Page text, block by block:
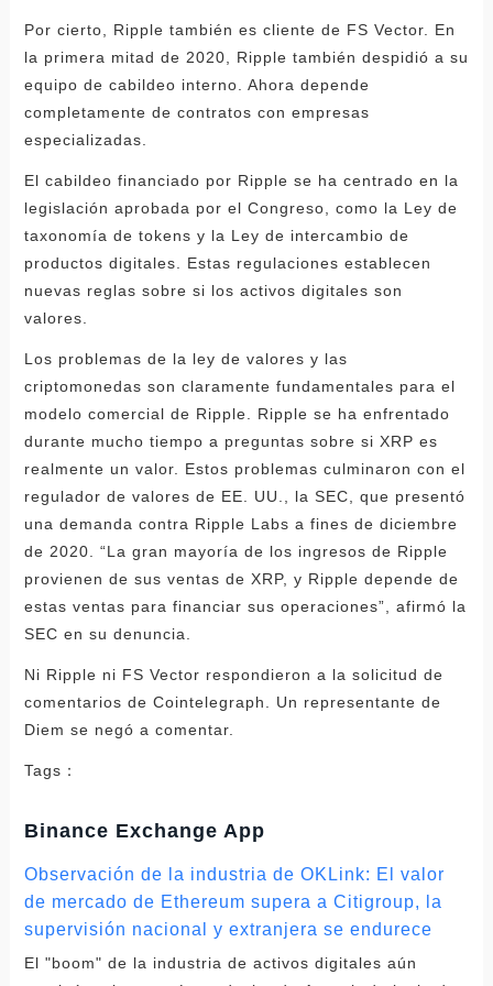
Por cierto, Ripple también es cliente de FS Vector. En
la primera mitad de 2020, Ripple también despidió a su
equipo de cabildeo interno. Ahora depende
completamente de contratos con empresas
especializadas.
El cabildeo financiado por Ripple se ha centrado en la
legislación aprobada por el Congreso, como la Ley de
taxonomía de tokens y la Ley de intercambio de
productos digitales. Estas regulaciones establecen
nuevas reglas sobre si los activos digitales son
valores.
Los problemas de la ley de valores y las
criptomonedas son claramente fundamentales para el
modelo comercial de Ripple. Ripple se ha enfrentado
durante mucho tiempo a preguntas sobre si XRP es
realmente un valor. Estos problemas culminaron con el
regulador de valores de EE. UU., la SEC, que presentó
una demanda contra Ripple Labs a fines de diciembre
de 2020. “La gran mayoría de los ingresos de Ripple
provienen de sus ventas de XRP, y Ripple depende de
estas ventas para financiar sus operaciones”, afirmó la
SEC en su denuncia.
Ni Ripple ni FS Vector respondieron a la solicitud de
comentarios de Cointelegraph. Un representante de
Diem se negó a comentar.
Tags：
Binance Exchange App
Observación de la industria de OKLink: El valor
de mercado de Ethereum supera a Citigroup, la
supervisión nacional y extranjera se endurece
El "boom" de la industria de activos digitales aún